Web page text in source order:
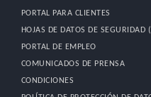
PORTAL PARA CLIENTES
HOJAS DE DATOS DE SEGURIDAD
PORTAL DE EMPLEO
COMUNICADOS DE PRENSA
CONDICIONES